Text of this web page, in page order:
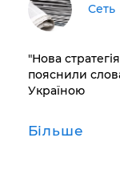
Сеть
"Нова
пояснили
Україною
Більше